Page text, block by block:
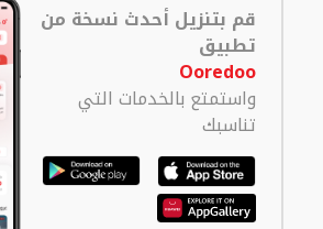
قم بتنزيل أحدث نسخة من
تطبيق
Ooredoo
واستمتع بالخدمات التي
تناسبك